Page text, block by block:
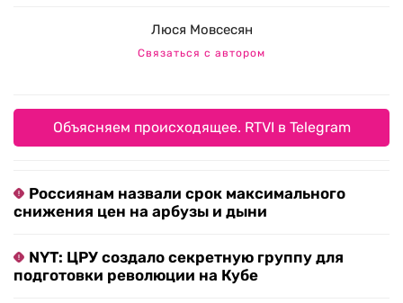
Люся Мовсесян
Связаться с автором
Объясняем происходящее. RTVI в Telegram
Россиянам назвали срок максимального
снижения цен на арбузы и дыни
NYT: ЦРУ создало секретную группу для
подготовки революции на Кубе